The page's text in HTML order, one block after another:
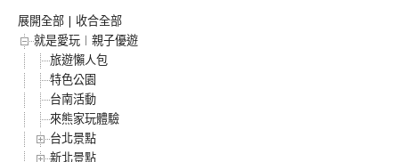
展開全部 | 收合全部
就是愛玩︱親子優遊
旅遊懶人包
特色公園
台南活動
來熊家玩體驗
台北景點
新北景點